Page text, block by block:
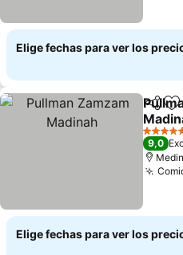
Elige fechas para ver los
Ver
5
9,0
Elige fechas para ver los